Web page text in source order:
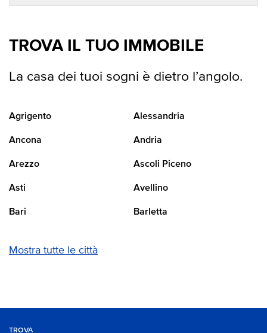
TROVA IL TUO IMMOBILE
La casa dei tuoi sogni è dietro l’angolo.
Agrigento Alessandria
Ancona Andria
Arezzo Ascoli Piceno
Asti Avellino
Bari Barletta
Mostra tutte le città
TROVA